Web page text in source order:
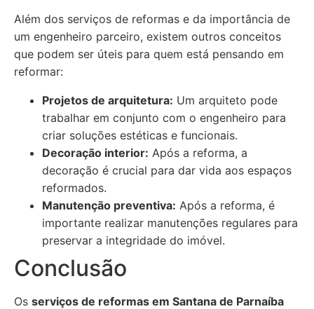
Além dos serviços de reformas e da importância de
um engenheiro parceiro, existem outros conceitos
que podem ser úteis para quem está pensando em
reformar:
Projetos de arquitetura: Um arquiteto pode
trabalhar em conjunto com o engenheiro para
criar soluções estéticas e funcionais.
Decoração interior: Após a reforma, a
decoração é crucial para dar vida aos espaços
reformados.
Manutenção preventiva: Após a reforma, é
importante realizar manutenções regulares para
preservar a integridade do imóvel.
Conclusão
Os serviços de reformas em Santana de Parnaíba